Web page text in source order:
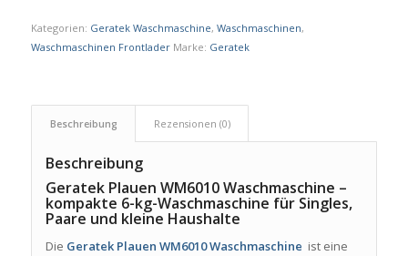
Kategorien: Geratek Waschmaschine, Waschmaschinen,
Waschmaschinen Frontlader Marke: Geratek
Beschreibung Rezensionen (0)
Beschreibung
Geratek Plauen WM6010 Waschmaschine –
kompakte 6-kg-Waschmaschine für Singles,
Paare und kleine Haushalte
Die Geratek Plauen WM6010 Waschmaschine ist eine